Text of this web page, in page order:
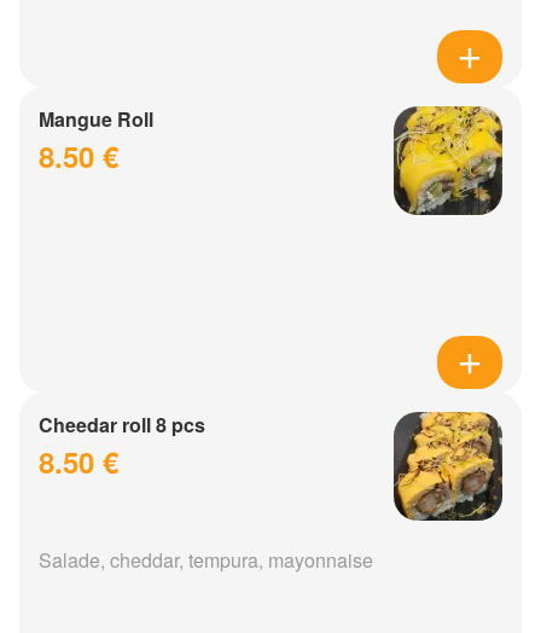
Mangue Roll
8.50 €
Cheedar roll 8 pcs
8.50 €
Salade, cheddar, tempura, mayonnaise